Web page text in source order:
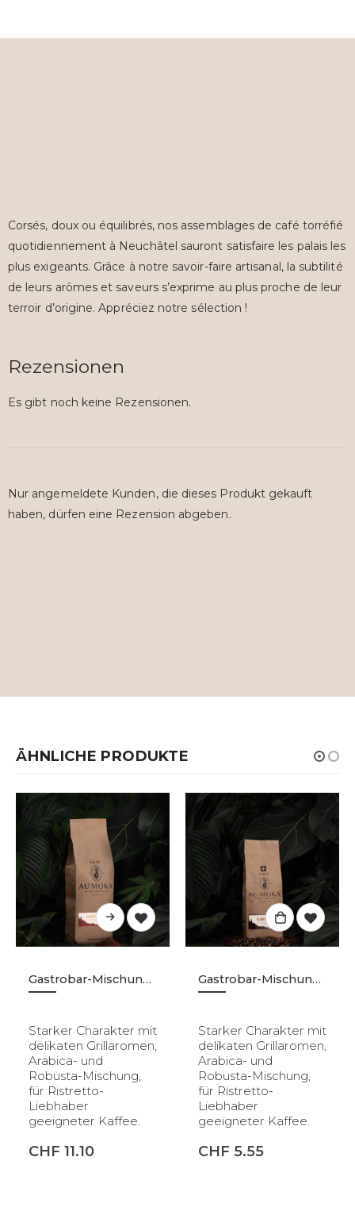
Corsés, doux ou équilibrés, nos assemblages de café torréfié
quotidiennement à Neuchâtel sauront satisfaire les palais les
plus exigeants. Grâce à notre savoir-faire artisanal, la subtilité
de leurs arômes et saveurs s’exprime au plus proche de leur
terroir d’origine. Appréciez notre sélection !
Rezensionen
Es gibt noch keine Rezensionen.
Nur angemeldete Kunden, die dieses Produkt gekauft
haben, dürfen eine Rezension abgeben.
ÄHNLICHE PRODUKTE
Gastrobar-Mischung – Gemahlen – 500g
Starker Charakter mit
delikaten Grillaromen,
Arabica- und
Robusta-Mischung,
für Ristretto-
Liebhaber
geeigneter Kaffee.
CHF 11.10
Gastrobar-Mischung – Körner – 250g
Starker Charakter mit
delikaten Grillaromen,
Arabica- und
Robusta-Mischung,
für Ristretto-
Liebhaber
geeigneter Kaffee.
CHF 5.55